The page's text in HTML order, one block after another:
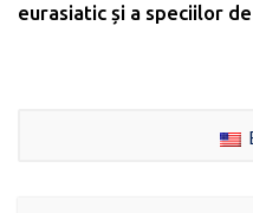
eurasiatic și a speciilor